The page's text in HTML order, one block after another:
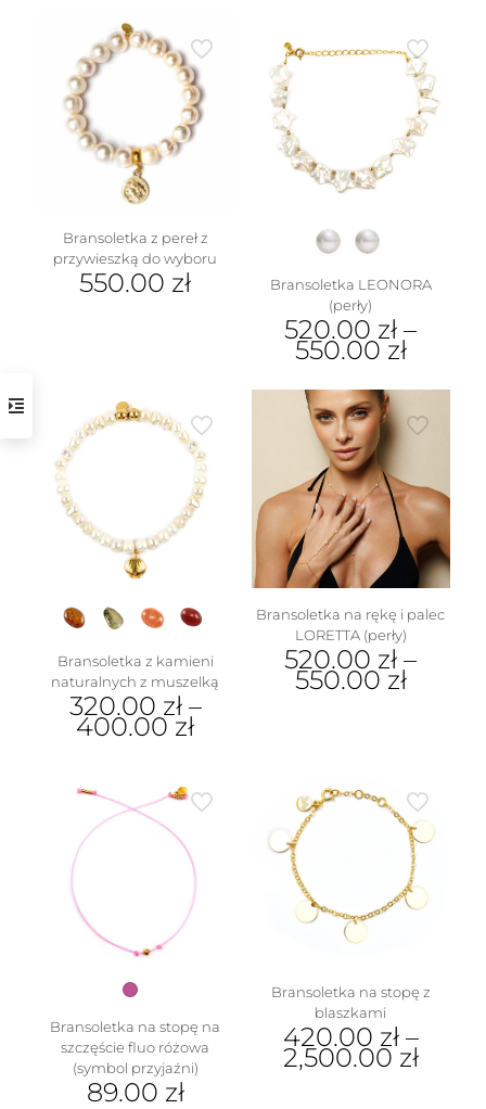
ma
wiele
wariantów.
można
wybrać
na
stronie
produktu
Bransoletka z pereł z
przywieszką do wyboru
550.00 zł
Bransoletka LEONORA
(perły)
520.00 zł –
550.00 zł
produkt
ma
wiele
wariantów.
Opcje
można
wybrać
na
stronie
produktu
Bransoletka z kamieni
naturalnych z muszelką
320.00 zł–
400.00 zł
wiele
wariantów.
stronie
produktu
Bransoletka na rękę i palec
LORETTA (perły)
520.00 zł –
550.00 zł
wariantów.
Opcje
stronie
produktu
Bransoletka na stopę na
szczęście fluo różowa
(symbol przyjaźni)
89.00 zł
Bransoletka na stopę z
blaszkami
420.00 zł–
2,500.00zł